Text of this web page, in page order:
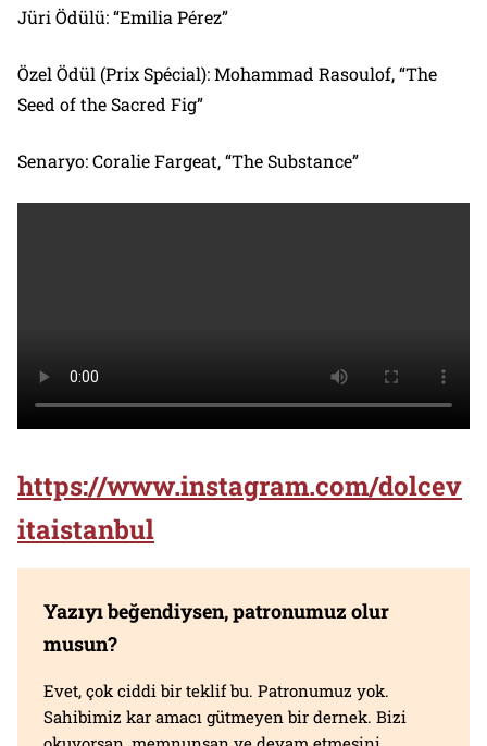
Jüri Ödülü: “Emilia Pérez”
Özel Ödül (Prix Spécial): Mohammad Rasoulof, “The
Seed of the Sacred Fig”
Senaryo: Coralie Fargeat, “The Substance”
https://www.instagram.com/dolcev
itaistanbul
Yazıyı beğendiysen, patronumuz olur
musun?
Evet, çok ciddi bir teklif bu. Patronumuz yok.
Sahibimiz kar amacı gütmeyen bir dernek. Bizi